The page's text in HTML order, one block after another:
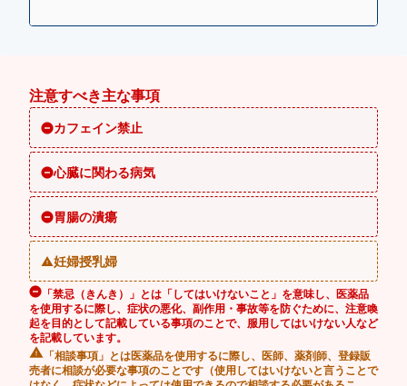
注意すべき主な事項
カフェイン禁止
心臓に関わる病気
胃腸の潰瘍
妊婦授乳婦
「禁忌（きんき）」とは「してはいけないこと」を意味し、医薬品
を使用するに際し、症状の悪化、副作用・事故等を防ぐために、注意喚
起を目的として記載している事項のことで、服用してはいけない人など
を記載しています。
「相談事項」とは医薬品を使用するに際し、医師、薬剤師、登録販
売者に相談が必要な事項のことです（使用してはいけないと言うことで